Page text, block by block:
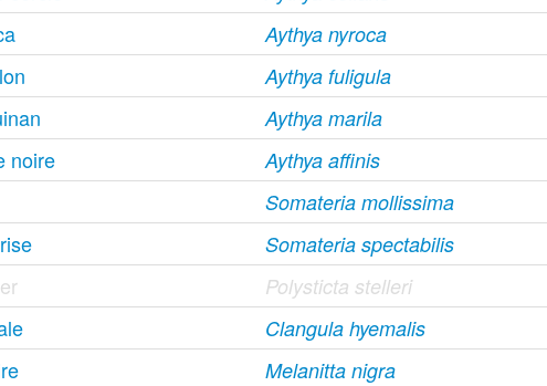
Aythya nyroca
Aythya fuligula
Aythya marila
noire Aythya affinis
Somateria mollissima
Somateria spectabilis
Polysticta stelleri
Clangula hyemalis
Melanitta nigra